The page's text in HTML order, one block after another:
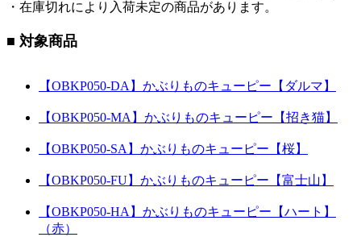
・在庫切れにより入荷未定の商品があります。
■ 対象商品
【OBKP050-DA】かぶりものキューピー【ダルマ】
【OBKP050-MA】かぶりものキューピー【招き猫】
【OBKP050-SA】かぶりものキューピー【桜】
【OBKP050-FU】かぶりものキューピー【富士山】
【OBKP050-HA】かぶりものキューピー【ハート】
（赤）